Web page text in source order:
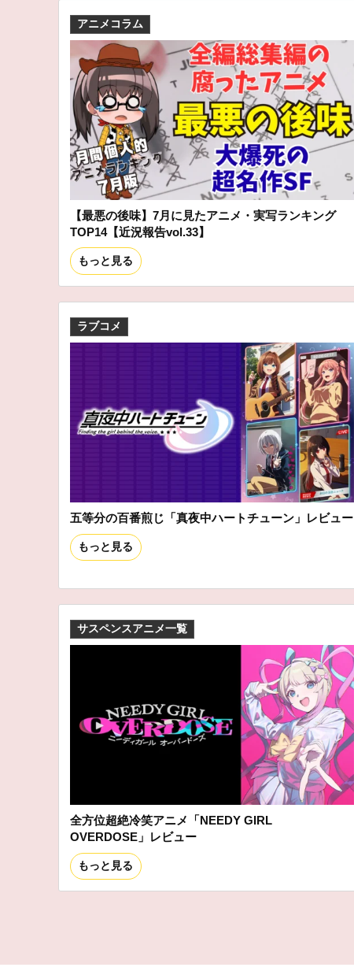
アニメコラム
【最悪の後味】7月に見たアニメ・実写ランキング
TOP14【近況報告vol.33】
もっと見る
ラブコメ
五等分の百番煎じ「真夜中ハートチューン」レビュー
もっと見る
サスペンスアニメ一覧
全方位超絶冷笑アニメ「NEEDY GIRL
OVERDOSE」レビュー
もっと見る